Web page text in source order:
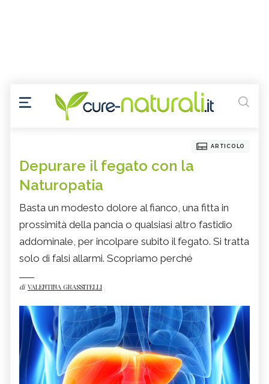
ARTICOLO
Depurare il fegato con la
Naturopatia
Basta un modesto dolore al fianco, una fitta in
prossimità della pancia o qualsiasi altro fastidio
addominale, per incolpare subito il fegato. Si tratta
solo di falsi allarmi. Scopriamo perché
di VALENTINA GRASSITELLI